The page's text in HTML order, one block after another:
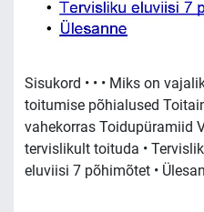
Sisukord • • • Miks on
toitumise põhialused
vahekorras Toidupüramiid
tervislikult toituda •
eluviisi 7 põhimõtet •